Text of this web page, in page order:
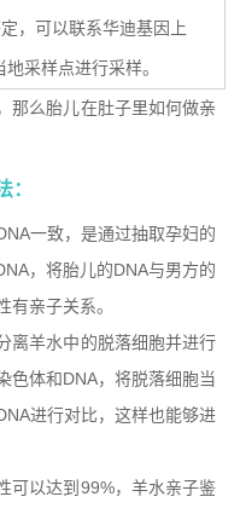
，可以联系华迪基因上
采样点进行采样。
那么胎儿在肚子里如何做亲
：
一致，是通过抽取孕妇的
，将胎儿的DNA与男方的
有亲子关系。
离羊水中的脱落细胞并进行
色体和DNA，将脱落细胞当
进行对比，这样也能够进
可以达到 99%，羊水亲子鉴